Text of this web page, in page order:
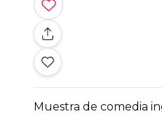
Muestra de comedia